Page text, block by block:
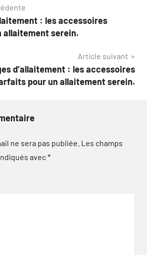
: les accessoires
allaitement serein.
Article suivant
d’allaitement : les accessoires
pour un allaitement serein.
ne sera pas publiée. Les champs
avec*